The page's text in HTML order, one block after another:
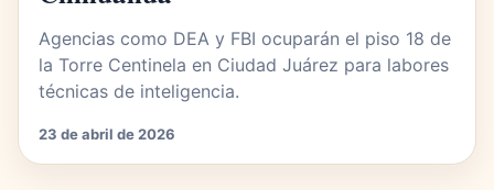
Agencias como DEA y FBI ocuparán el piso 18 de
la Torre Centinela en Ciudad Juárez para labores
técnicas de inteligencia.
23 de abril de 2026